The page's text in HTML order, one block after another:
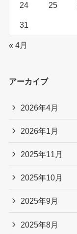
24 25
31
« 4月
アーカイブ
2026年4月
2026年1月
2025年11月
2025年10月
2025年9月
2025年8月